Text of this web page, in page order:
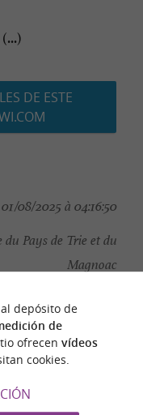
DE ESTE
01/08/2025 à 04:16:50
du Pays de Trie et du
Magnoac
depósito de
de
ofrecen vídeos
cookies.